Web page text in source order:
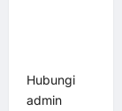
Hubungi
admin